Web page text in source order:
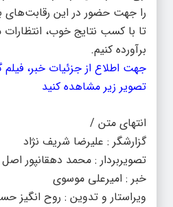
را جهت حضور در این رقابت‌های
تا با کسب نتایج خوب، انتظارات
برآورده کنیم.
جهت اطلاع از جزئیات خبر، فیلم
تصویر زیر مشاهده کنید
انتهای متن /
گزارشگر : علیرضا شریف نژاد
تصویربردار : محمد دهقانپور اصل
خبر : امیرعلی موسوی
ویراستار و تدوین : روح انگیز